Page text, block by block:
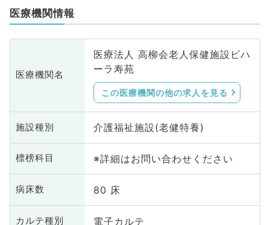
医療機関情報
医療機関名
医療法人 高柳会老人保健施設ビハ
ーラ寿苑
この医療機関の他の求人を見る
施設種別 介護福祉施設(老健特養)
標榜科目 ※詳細はお問い合わせください
病床数 80 床
カルテ種別 電子カルテ